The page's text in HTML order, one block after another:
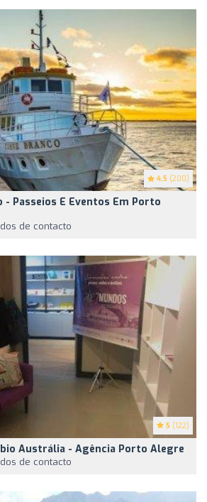
4.5 (200)
- Passeios E Eventos Em Porto
de contacto
5 (122)
Austrália - Agência Porto Alegre
de contacto